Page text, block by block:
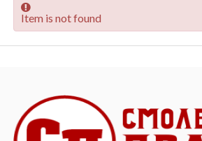
Item is not found